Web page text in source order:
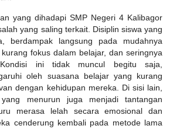
yang dihadapi SMP Negeri 4 Kalibagor
yang saling terkait. Disiplin siswa yang
berdampak langsung pada mudahnya
fokus dalam belajar, dan seringnya
Kondisi ini tidak muncul begitu saja,
oleh suasana belajar yang kurang
dengan kehidupan mereka. Di sisi lain,
menurun juga menjadi tantangan
merasa lelah secara emosional dan
cenderung kembali pada metode lama